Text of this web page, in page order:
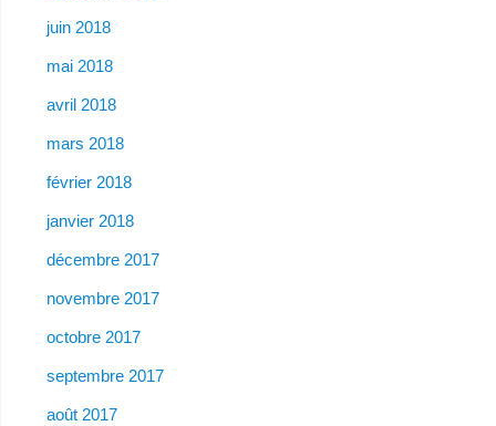
juin 2018
mai 2018
avril 2018
mars 2018
février 2018
janvier 2018
décembre 2017
novembre 2017
octobre 2017
septembre 2017
août 2017